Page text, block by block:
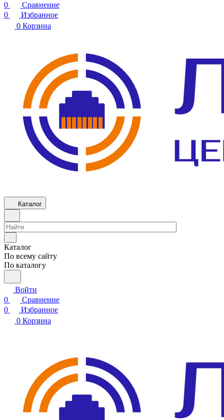
0
Сравнение
0
Избранное
0 Корзина
Каталог
Каталог
По всему сайту
По каталогу
Войти
0
Сравнение
0
Избранное
0 Корзина